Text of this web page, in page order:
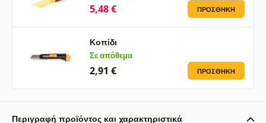
5,48 € ΠΡΟΣΘΉΚΗ
Κοπίδι
Σε απόθεμα
2,91 € ΠΡΟΣΘΉΚΗ
Περιγραφή προϊόντος και χαρακτηριστικά